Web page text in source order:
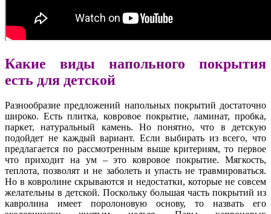
Какие виды напольного покрытия
есть для детской
Разнообразие предложений напольных покрытий достаточно
широко. Есть плитка, ковровое покрытие, ламинат, пробка,
паркет, натуральный камень. Но понятно, что в детскую
подойдет не каждый вариант. Если выбирать из всего, что
предлагается по рассмотренным выше критериям, то первое
что приходит на ум – это ковровое покрытие. Мягкость,
теплота, позволят и не заболеть и упасть не травмироваться.
Но в ковролине скрываются и недостатки, которые не совсем
желательны в детской. Поскольку большая часть покрытий из
кавролина имеет поролоновую основу, то назвать его